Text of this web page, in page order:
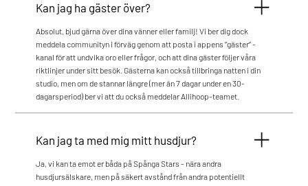
Kan jag ha gäster över?
Absolut, bjud gärna över dina vänner eller familj! Vi ber dig dock
meddela communityn i förväg genom att posta i appens ”gäster” -
kanal för att undvika oro eller frågor, och att dina gäster följer våra
riktlinjer under sitt besök. Gästerna kan också tillbringa natten i din
studio, men om de stannar längre (mer än 7 dagar under en 30-
dagarsperiod) ber vi att du också meddelar Allihoop-teamet.
Kan jag ta med mig mitt husdjur?
Ja, vi kan ta emot er båda på Spånga Stars - nära andra
husdjursälskare, men på säkert avstånd från andra potentiellt